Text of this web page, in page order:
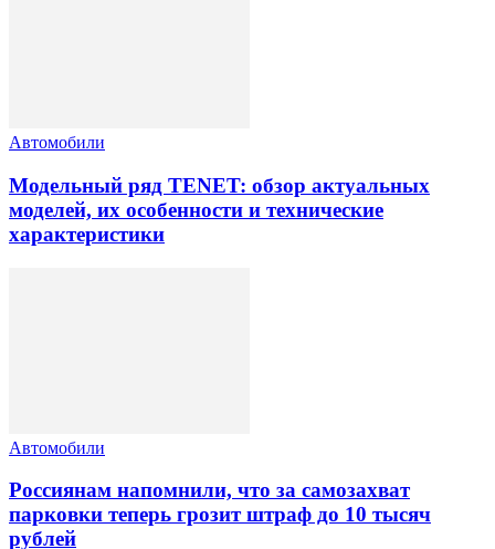
Автомобили
Модельный ряд TENET: обзор актуальных
моделей, их особенности и технические
характеристики
Автомобили
Россиянам напомнили, что за самозахват
парковки теперь грозит штраф до 10 тысяч
рублей